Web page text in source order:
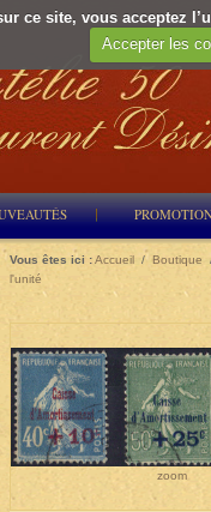
ce site, vous acceptez
Accepter les
Vous êtes ici :Accueil / Boutique
l'unité
zoom